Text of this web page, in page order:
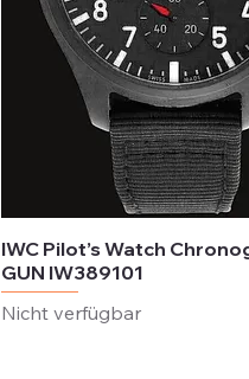
IWC Pilot’s Watch
GUN IW389101
Nicht verfügbar